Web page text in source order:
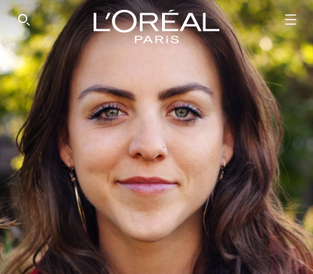
SEARCH THIS SITE